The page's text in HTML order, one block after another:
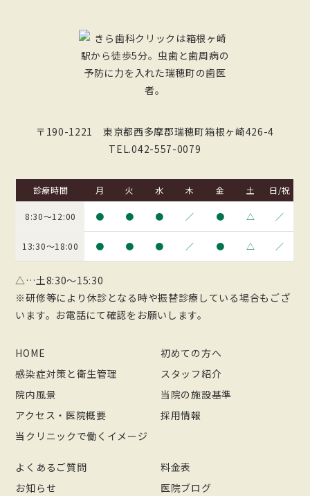
〒190-1221 東京都西多摩郡瑞穂町箱根ヶ崎426-4
TEL.042-557-0079
診療時間 月 火 水 木 金 土 日/祝
8:30〜12:00 ● ● ● ／ ● △ ／
13:30〜18:00 ● ● ● ／ ● △ ／
△…土8:30～15:30
※研修等により休診となる時や振替診療している場合もござ
います。お電話にて確認をお願いします。
HOME
初めての方へ
感染症対策と衛生管理
スタッフ紹介
院内風景
当院の施設基準
アクセス・医院概要
採用情報
当クリニックで働くイメージ
よくあるご質問
料金表
お知らせ
医院ブログ